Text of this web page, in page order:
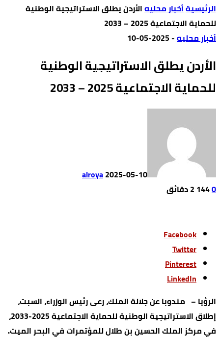
‫الرئيسية‬أخبار محليهالأردن يطلق الاستراتيجية الوطنية
للحماية الاجتماعية 2025 – 2033
أخبار محليه-
2025-05-10
الأردن يطلق الاستراتيجية الوطنية
للحماية الاجتماعية 2025 – 2033
alroya2025-05-10
0
144 2 ‫دقائق‬
Facebook
Twitter
Pinterest
LinkedIn
الرؤيا – مندوبا عن جلالة الملك، رعى رئيس الوزراء، السبت،
إطلاق الاستراتيجية الوطنية للحماية الاجتماعية 2025-2033،
في مركز الملك الحسين بن طلال للمؤتمرات في البحر الميت.